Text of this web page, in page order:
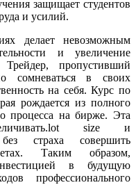
защищает студентов
и усилий.
делает невозможным
и увеличение
пропустивший
сомневаться в своих
на себя. Курс по
рождается из полного
процесса на бирже. Эта
size и
страха совершить
Таким образом,
в будущую
профессионального